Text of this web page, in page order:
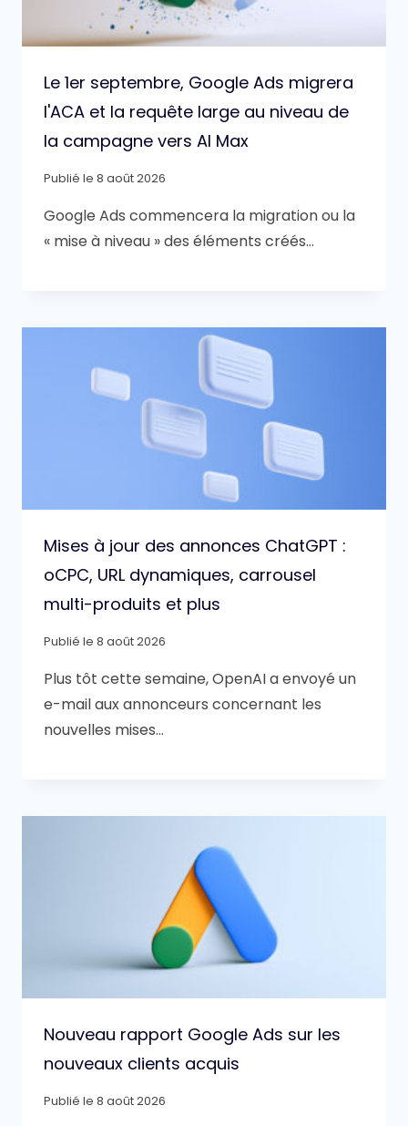
Le 1er septembre, Google Ads migrera
l'ACA et la requête large au niveau de
la campagne vers AI Max
Publié le 8 août 2026
Google Ads commencera la migration ou la
« mise à niveau » des éléments créés…
Mises à jour des annonces ChatGPT :
oCPC, URL dynamiques, carrousel
multi-produits et plus
Publié le 8 août 2026
Plus tôt cette semaine, OpenAI a envoyé un
e-mail aux annonceurs concernant les
nouvelles mises…
Nouveau rapport Google Ads sur les
nouveaux clients acquis
Publié le 8 août 2026